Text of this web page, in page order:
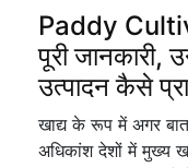
Paddy
पूरी जानकारी,
उत्पादन कैसे
खाद्य के रूप में अगर
अधिकांश देशों में मुख्य